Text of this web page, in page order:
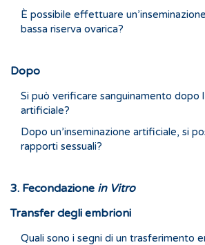
È possibile effettuare
bassa riserva ovarica?
Dopo
Si può verificare sanguinamento dopo
artificiale?
Dopo un’inseminazione artificiale, si
rapporti sessuali?
3. Fecondazione in Vitro
Transfer degli embrioni
Quali sono i segni di un trasferimento